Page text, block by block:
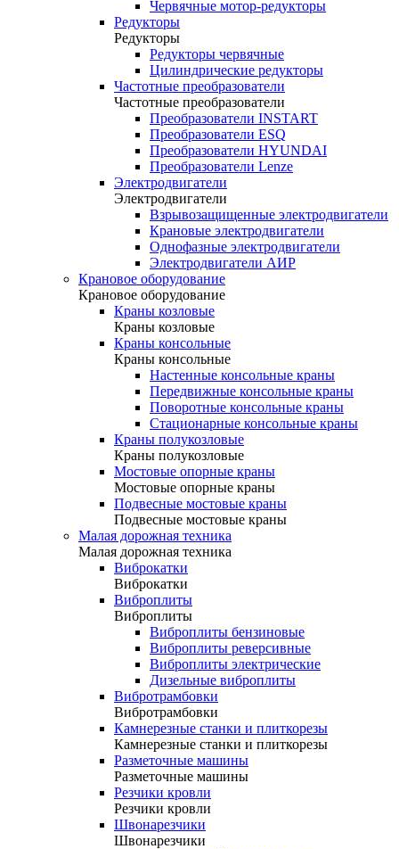
Червячные мотор-редукторы
Редукторы
Редукторы
Редукторы червячные
Цилиндрические редукторы
Частотные преобразователи
Частотные преобразователи
Преобразователи INSTART
Преобразователи ESQ
Преобразователи HYUNDAI
Преобразователи Lenze
Электродвигатели
Электродвигатели
Взрывозащищенные электродвигатели
Крановые электродвигатели
Однофазные электродвигатели
Электродвигатели АИР
Крановое оборудование
Крановое оборудование
Краны козловые
Краны козловые
Краны консольные
Краны консольные
Настенные консольные краны
Передвижные консольные краны
Поворотные консольные краны
Стационарные консольные краны
Краны полукозловые
Краны полукозловые
Мостовые опорные краны
Мостовые опорные краны
Подвесные мостовые краны
Подвесные мостовые краны
Малая дорожная техника
Малая дорожная техника
Виброкатки
Виброкатки
Виброплиты
Виброплиты
Виброплиты бензиновые
Виброплиты реверсивные
Виброплиты электрические
Дизельные виброплиты
Вибротрамбовки
Вибротрамбовки
Камнерезные станки и плиткорезы
Камнерезные станки и плиткорезы
Разметочные машины
Разметочные машины
Резчики кровли
Резчики кровли
Швонарезчики
Швонарезчики